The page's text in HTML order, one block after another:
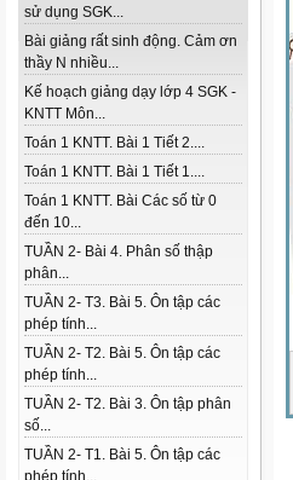
sử dụng SGK...
Bài giảng rất sinh động. Cảm ơn
thầy N nhiều...
Kế hoạch giảng dạy lớp 4 SGK -
KNTT Môn...
Toán 1 KNTT. Bài 1 Tiết 2....
Toán 1 KNTT. Bài 1 Tiết 1....
Toán 1 KNTT. Bài Các số từ 0
đến 10...
TUẦN 2- Bài 4. Phân số thập
phân...
TUẦN 2- T3. Bài 5. Ôn tập các
phép tính...
TUẦN 2- T2. Bài 5. Ôn tập các
phép tính...
TUẦN 2- T2. Bài 3. Ôn tập phân
số...
TUẦN 2- T1. Bài 5. Ôn tập các
phép tính...